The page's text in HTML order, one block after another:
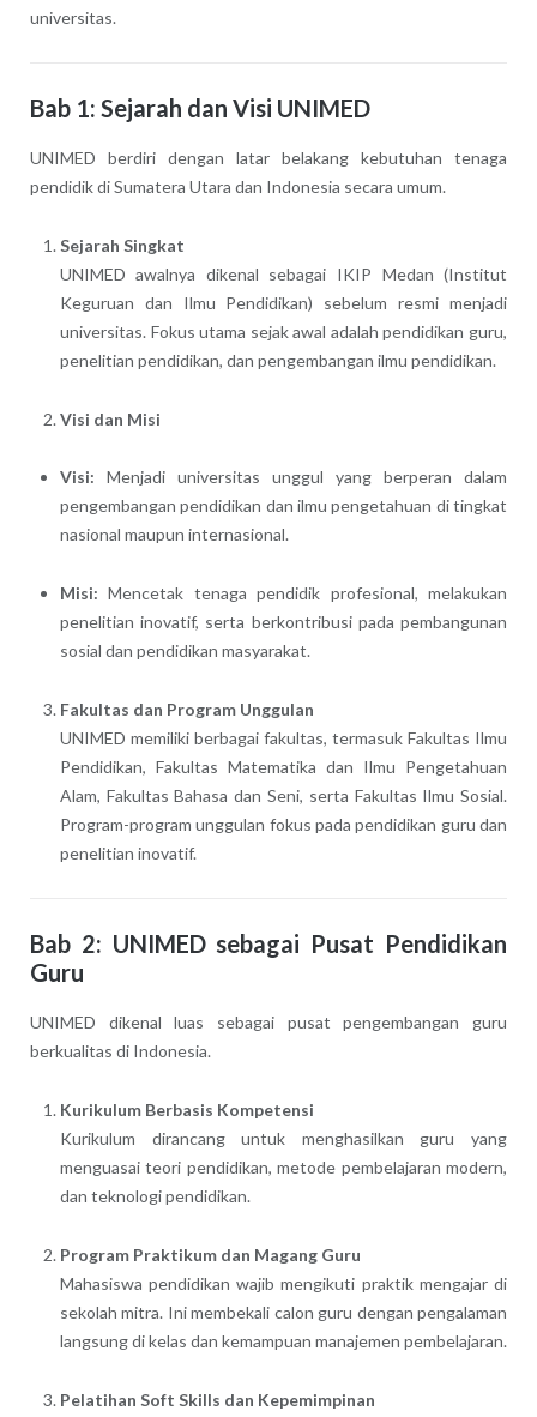
universitas.
Bab 1: Sejarah dan Visi UNIMED
UNIMED berdiri dengan latar belakang kebutuhan tenaga
pendidik di Sumatera Utara dan Indonesia secara umum.
Sejarah Singkat
UNIMED awalnya dikenal sebagai IKIP Medan (Institut
Keguruan dan Ilmu Pendidikan) sebelum resmi menjadi
universitas. Fokus utama sejak awal adalah pendidikan guru,
penelitian pendidikan, dan pengembangan ilmu pendidikan.
Visi dan Misi
Visi: Menjadi universitas unggul yang berperan dalam
pengembangan pendidikan dan ilmu pengetahuan di tingkat
nasional maupun internasional.
Misi: Mencetak tenaga pendidik profesional, melakukan
penelitian inovatif, serta berkontribusi pada pembangunan
sosial dan pendidikan masyarakat.
Fakultas dan Program Unggulan
UNIMED memiliki berbagai fakultas, termasuk Fakultas Ilmu
Pendidikan, Fakultas Matematika dan Ilmu Pengetahuan
Alam, Fakultas Bahasa dan Seni, serta Fakultas Ilmu Sosial.
Program-program unggulan fokus pada pendidikan guru dan
penelitian inovatif.
Bab 2: UNIMED sebagai Pusat Pendidikan
Guru
UNIMED dikenal luas sebagai pusat pengembangan guru
berkualitas di Indonesia.
Kurikulum Berbasis Kompetensi
Kurikulum dirancang untuk menghasilkan guru yang
menguasai teori pendidikan, metode pembelajaran modern,
dan teknologi pendidikan.
Program Praktikum dan Magang Guru
Mahasiswa pendidikan wajib mengikuti praktik mengajar di
sekolah mitra. Ini membekali calon guru dengan pengalaman
langsung di kelas dan kemampuan manajemen pembelajaran.
Pelatihan Soft Skills dan Kepemimpinan